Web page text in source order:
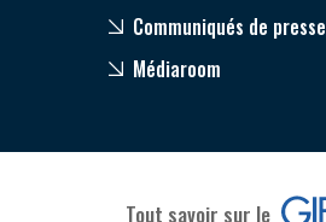
Communiqués de presse
Médiaroom
Tout savoir sur le